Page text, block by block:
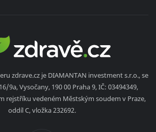
zdrave.cz je DIAMANTAN investment s.r.o., se
9a, Vysočany, 190 00 Praha 9, IČ: 03494349,
rejstříku vedeném Městským soudem v Praze,
oddíl C, vložka 232692.